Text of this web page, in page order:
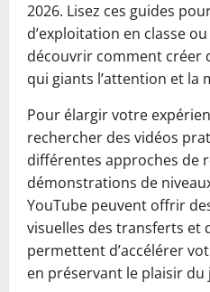
2026. Lisez ces guides
d’exploitation en classe
découvrir comment créer
qui giants l’attention et la
Pour élargir votre
rechercher des vidéos
différentes approches de
démonstrations de
YouTube peuvent offrir
visuelles des transferts et
permettent d’accélérer
en préservant le plaisir du